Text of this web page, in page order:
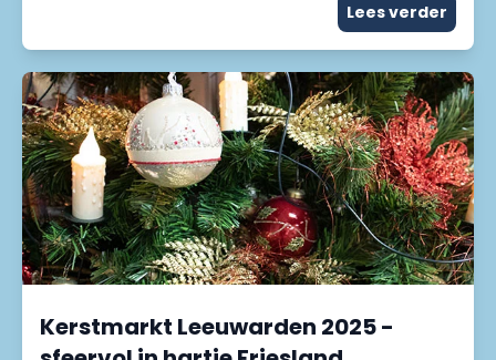
Lees verder
Kerstmarkt Leeuwarden 2025 -